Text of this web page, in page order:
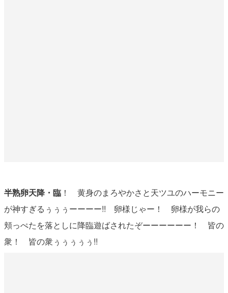
半熟卵天降・臨！ 黄身のまろやかさと天ツユのハーモニー
が神すぎるぅぅぅーーーー!! 卵様じゃー！ 卵様が我らの
頬っぺたを落としに降臨遊ばされたぞーーーーーー！ 皆の
衆！ 皆の衆ぅぅぅぅぅ!!